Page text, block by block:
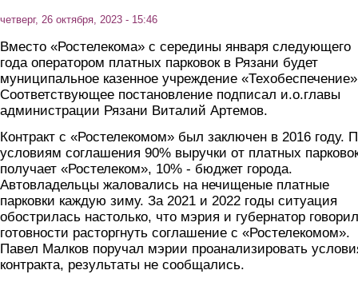
четверг, 26 октября, 2023 - 15:46
Вместо «Ростелекома» с середины января следующего
года оператором платных парковок в Рязани будет
муниципальное казенное учреждение
Соответствующее постановление подписал и.о.главы
администрации Рязани Виталий Артемов.
Контракт с «Ростелекомом» был заключен в 2016 году.
условиям соглашения 90% выручки от платных
получает «Ростелеком», 10% - бюджет города.
Автовладельцы жаловались на нечищеные платные
парковки каждую зиму. За 2021 и 2022 годы ситуация
обострилась настолько, что мэрия и губернатор
готовности расторгнуть соглашение с «Ростелекомом».
Павел Малков поручал мэрии проанализировать
контракта, результаты не сообщались.